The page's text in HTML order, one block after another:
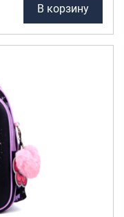
В корзину